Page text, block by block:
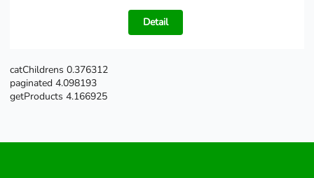
Detail
catChildrens 0.376312
paginated 4.098193
getProducts 4.166925